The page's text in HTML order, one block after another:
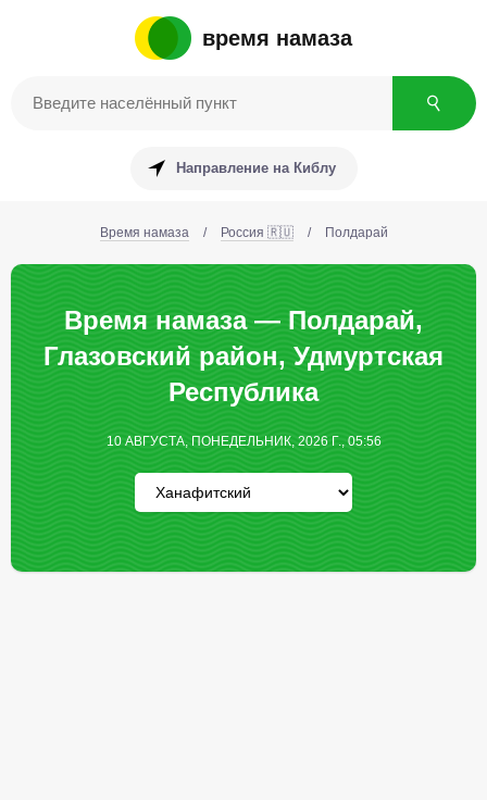
время намаза
Направление на Киблу
Время намаза / Россия 🇷🇺 / Полдарай
Время намаза — Полдарай,
Глазовский район, Удмуртская
Республика
10 АВГУСТА, ПОНЕДЕЛЬНИК, 2026 Г., 05:56